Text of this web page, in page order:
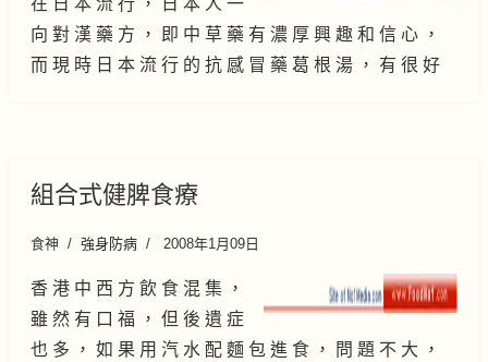
在 日 本 流 行 ， 日 本 人 一
向 對 漢 藥 方 ， 即 中 草 藥 有 濃 厚 興 趣 和 信 心 ，
而 現 時 日 本 流 行 的 抗 感 冒 藥 葛 根 湯 ， 有 很 好
組合式健脾食療
食神 強身防病 2008年1月09日
香 港 中 西 方 飲 食 混 集 ，
雖 然 有 口 福 ， 但 後 遺 症
也 多 ， 如 果 用 汽 水 配 麵 包 進 食 ， 問 題 不 大 ，